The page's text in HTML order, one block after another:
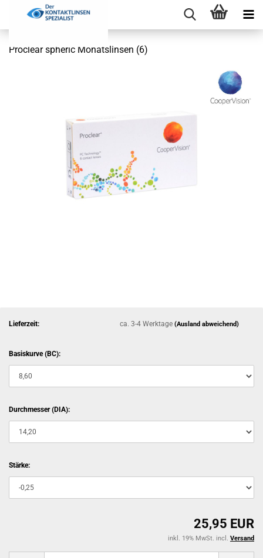
Proclear spheric Monatslinsen (6)
Lieferzeit: ca. 3-4 Werktage(Ausland abweichend)
Basiskurve (BC):
Durchmesser (DIA):
Stärke:
25,95 EUR
inkl. 19% MwSt. incl. Versand